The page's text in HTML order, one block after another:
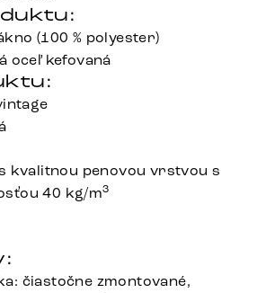
(100 % polyester)
oceľ kefovaná
kvalitnou penovou vrstvou s
40 kg/m3
čiastočne zmontované,